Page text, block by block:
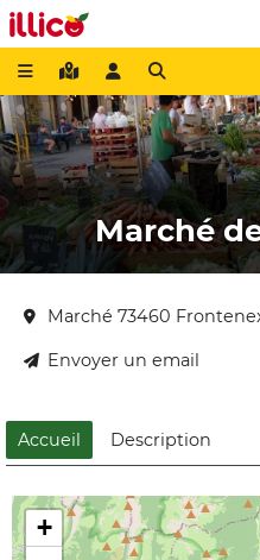
Marché
Marché 73460
Envoyer un email
Accueil Description
+